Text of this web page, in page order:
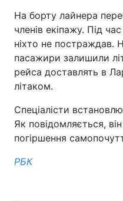
На борту лайнера
членів екіпажу. Під
ніхто не постраждав.
пасажири залишили
рейса доставлять в
літаком.
Спеціалісти
Як повідомляється,
погіршення
РБК